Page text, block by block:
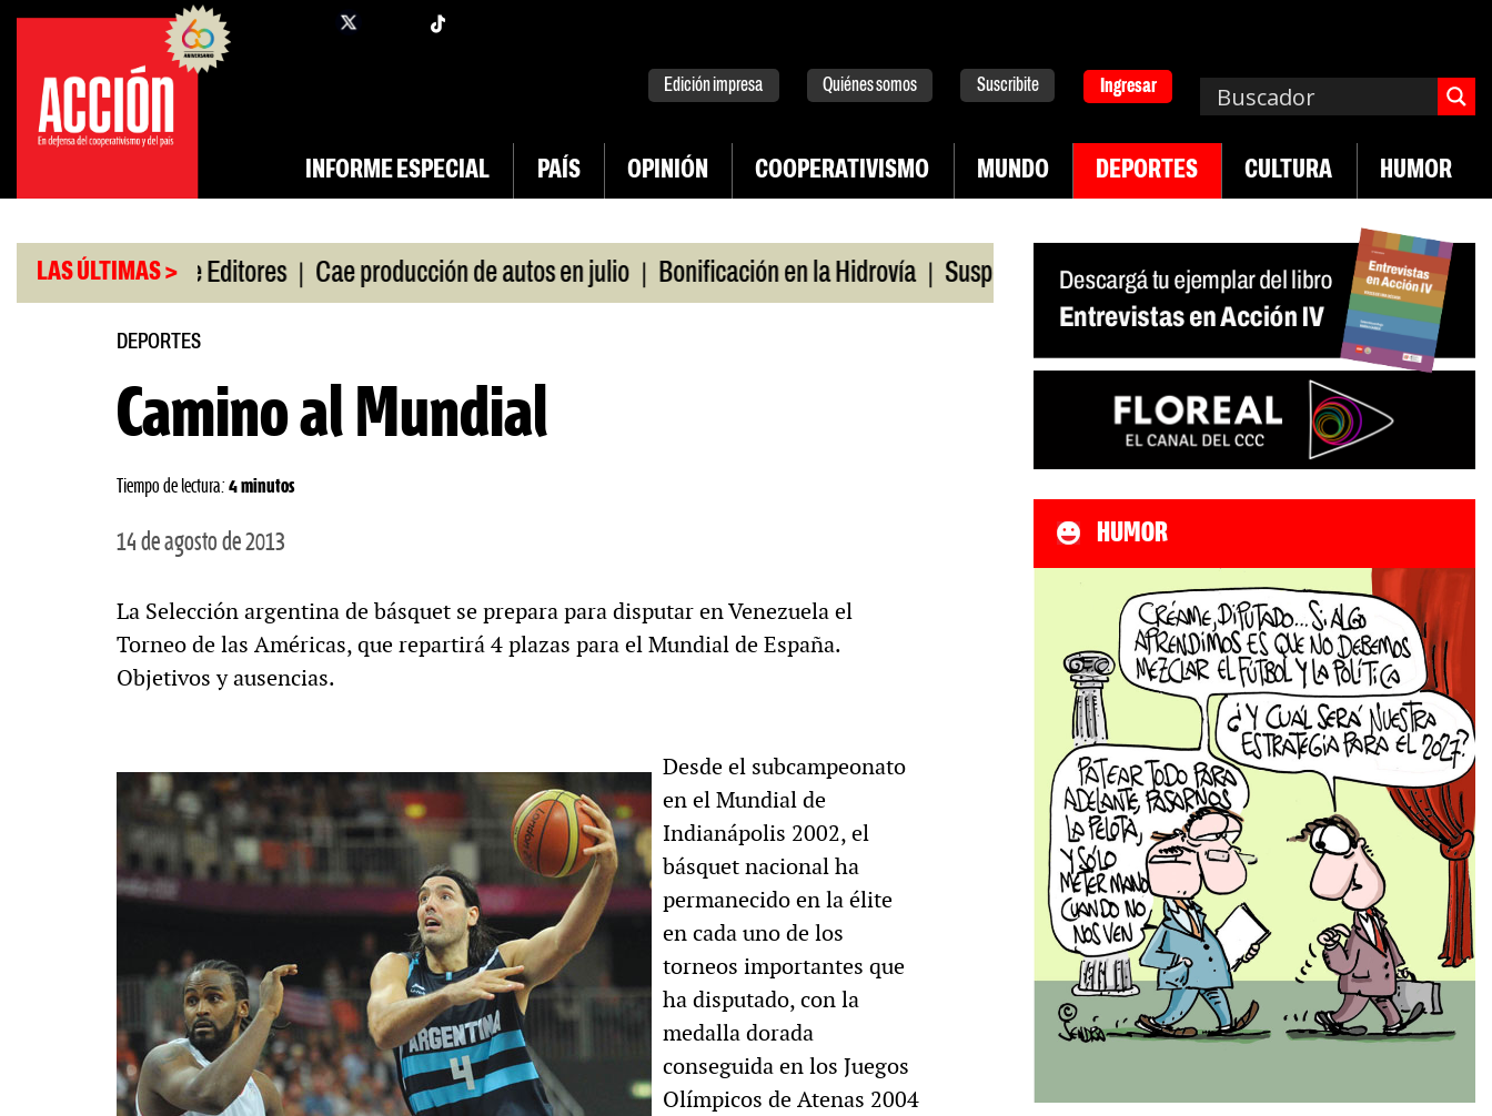
Saltar
contenido
facebook
Edición impresa Quiénes somos Suscribite Ingresar
INFORME ESPECIAL PAÍS OPINIÓN COOPERATIVISMO MUNDO DEPORTES CULTURA HUMOR
LAS ÚLTIMAS >
| Feria de Editores | Cae producción de autos en julio | Bonificación en la Hidrovía | Suspenden desregulación del practicaje | Denuncias por
DEPORTES
Camino al Mundial
Tiempo de lectura: 4 minutos
14 de agosto de 2013
La Selección argentina de básquet se prepara para disputar en Venezuela el
Torneo de las Américas, que repartirá 4 plazas para el Mundial de España.
Objetivos y ausencias.
Desde el subcampeonato
en el Mundial de
Indianápolis 2002, el
básquet nacional ha
permanecido en la élite
en cada uno de los
torneos importantes que
ha disputado, con la
medalla dorada
conseguida en los Juegos
Olímpicos de Atenas 2004
HUMOR